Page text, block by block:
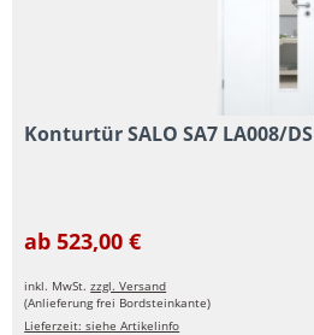
Konturtür SALO SA7 LA008/DS
ab 523,00 €
inkl. MwSt.zzgl. Versand
(Anlieferung frei Bordsteinkante)
Lieferzeit: siehe Artikelinfo